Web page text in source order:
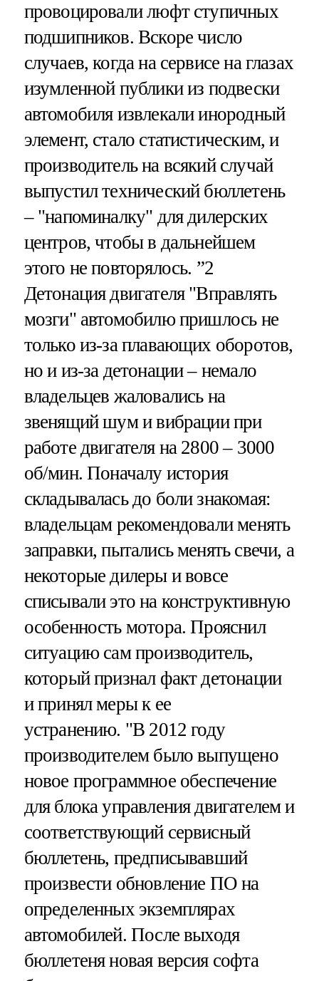
провоцировали люфт ступичных
подшипников. Вскоре число
случаев, когда на сервисе на глазах
изумленной публики из подвески
автомобиля извлекали инородный
элемент, стало статистическим, и
производитель на всякий случай
выпустил технический бюллетень
– "напоминалку" для дилерских
центров, чтобы в дальнейшем
этого не повторялось. ”2
Детонация двигателя "Вправлять
мозги" автомобилю пришлось не
только из-за плавающих оборотов,
но и из-за детонации – немало
владельцев жаловались на
звенящий шум и вибрации при
работе двигателя на 2800 – 3000
об/мин. Поначалу история
складывалась до боли знакомая:
владельцам рекомендовали менять
заправки, пытались менять свечи, а
некоторые дилеры и вовсе
списывали это на конструктивную
особенность мотора. Прояснил
ситуацию сам производитель,
который признал факт детонации
и принял меры к ее
устранению. "В 2012 году
производителем было выпущено
новое программное обеспечение
для блока управления двигателем и
соответствующий сервисный
бюллетень, предписывавший
произвести обновление ПО на
определенных экземплярах
автомобилей. После выходя
бюллетеня новая версия софта